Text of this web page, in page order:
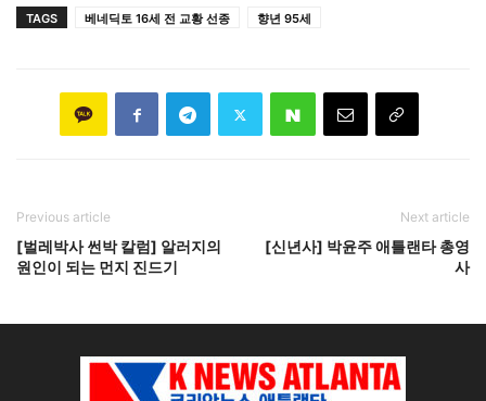
TAGS 베네딕토 16세 전 교황 선종 향년 95세
Previous article
[벌레박사 썬박 칼럼] 알러지의
원인이 되는 먼지 진드기
Next article
[신년사] 박윤주 애틀랜타 총영
사